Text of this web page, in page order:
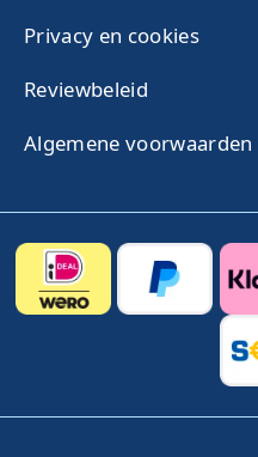
Privacy en cookies
Reviewbeleid
Algemene voorwaarden